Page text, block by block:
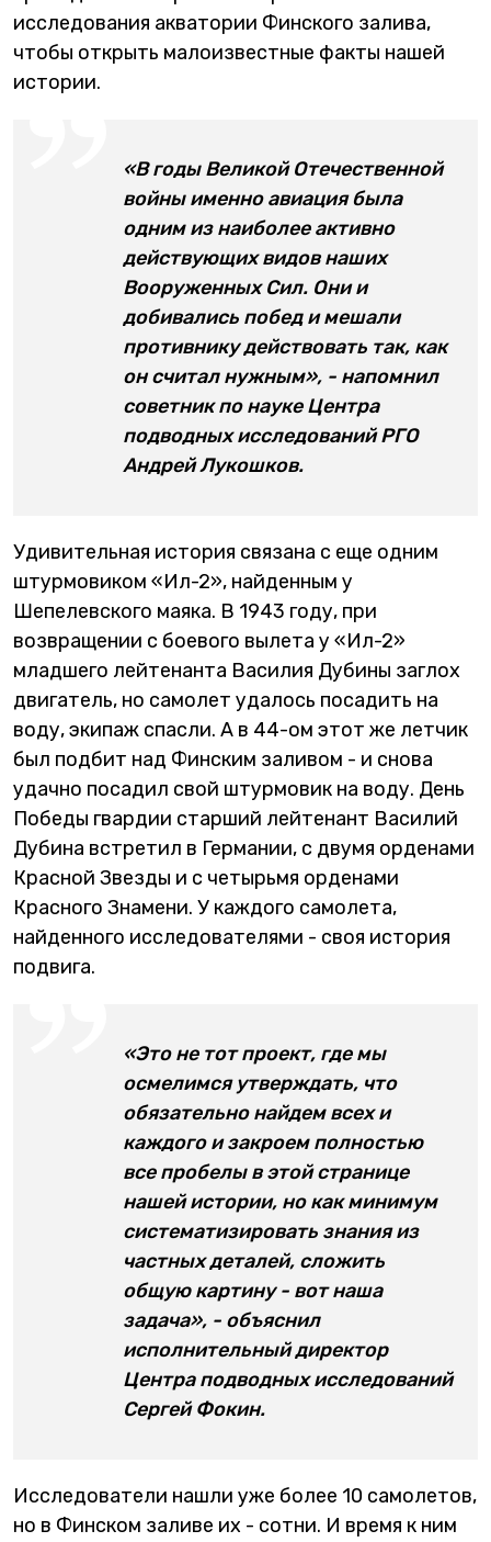
исследования акватории Финского залива,
чтобы открыть малоизвестные факты нашей
истории.
«В годы Великой Отечественной
войны именно авиация была
одним из наиболее активно
действующих видов наших
Вооруженных Сил. Они и
добивались побед и мешали
противнику действовать так, как
он считал нужным», - напомнил
советник по науке Центра
подводных исследований РГО
Андрей Лукошков.
Удивительная история связана с еще одним
штурмовиком «Ил-2», найденным у
Шепелевского маяка. В 1943 году, при
возвращении с боевого вылета у «Ил-2»
младшего лейтенанта Василия Дубины заглох
двигатель, но самолет удалось посадить на
воду, экипаж спасли. А в 44-ом этот же летчик
был подбит над Финским заливом - и снова
удачно посадил свой штурмовик на воду. День
Победы гвардии старший лейтенант Василий
Дубина встретил в Германии, с двумя орденами
Красной Звезды и с четырьмя орденами
Красного Знамени. У каждого самолета,
найденного исследователями - своя история
подвига.
«Это не тот проект, где мы
осмелимся утверждать, что
обязательно найдем всех и
каждого и закроем полностью
все пробелы в этой странице
нашей истории, но как минимум
систематизировать знания из
частных деталей, сложить
общую картину - вот наша
задача», - объяснил
исполнительный директор
Центра подводных исследований
Сергей Фокин.
Исследователи нашли уже более 10 самолетов,
но в Финском заливе их - сотни. И время к ним